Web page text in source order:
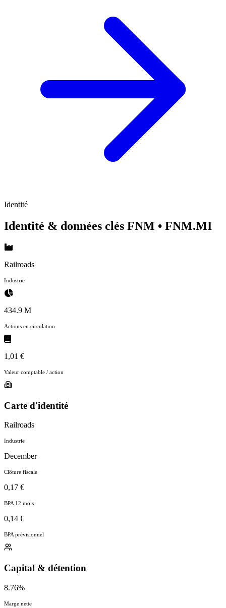
Identité
Identité & données clés FNM • FNM.MI
Railroads
Industrie
434.9 M
Actions en circulation
1,01 €
Valeur comptable / action
Carte d'identité
Railroads
Industrie
December
Clôture fiscale
0,17 €
BPA 12 mois
0,14 €
BPA prévisionnel
Capital & détention
8.76%
Marge nette